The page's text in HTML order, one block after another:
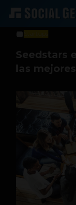
Sergio Ramos
Seedstars
las